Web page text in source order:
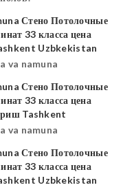
va namuna
va namuna